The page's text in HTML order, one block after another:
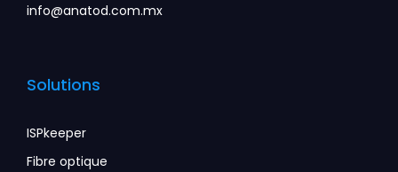
Solutions
ISPkeeper
Fibre optique
info@anatod.com.mx